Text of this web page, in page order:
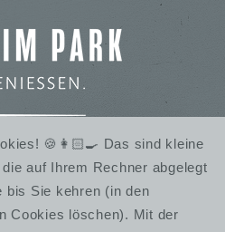
🍪👩🏻‍🍳 Das sind kleine
auf Ihrem Rechner abgelegt
bis Sie kehren (in den
Cookies löschen). Mit der